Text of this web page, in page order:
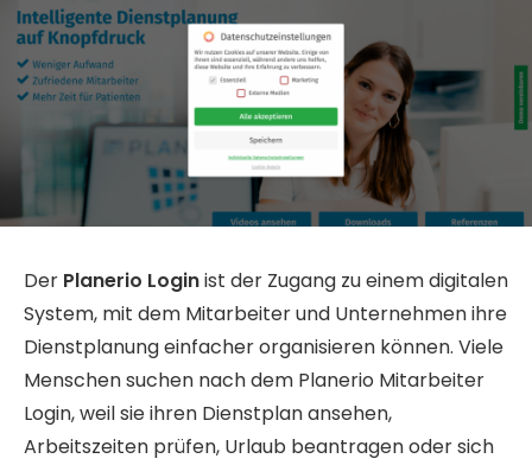
Der Planerio Loginist der Zugang zu einem digitalen
System, mit dem Mitarbeiter und Unternehmen ihre
Dienstplanung einfacher organisieren können. Viele
Menschen suchen nach dem Planerio Mitarbeiter
Login, weil sie ihren Dienstplan ansehen,
Arbeitszeiten prüfen, Urlaub beantragen oder sich